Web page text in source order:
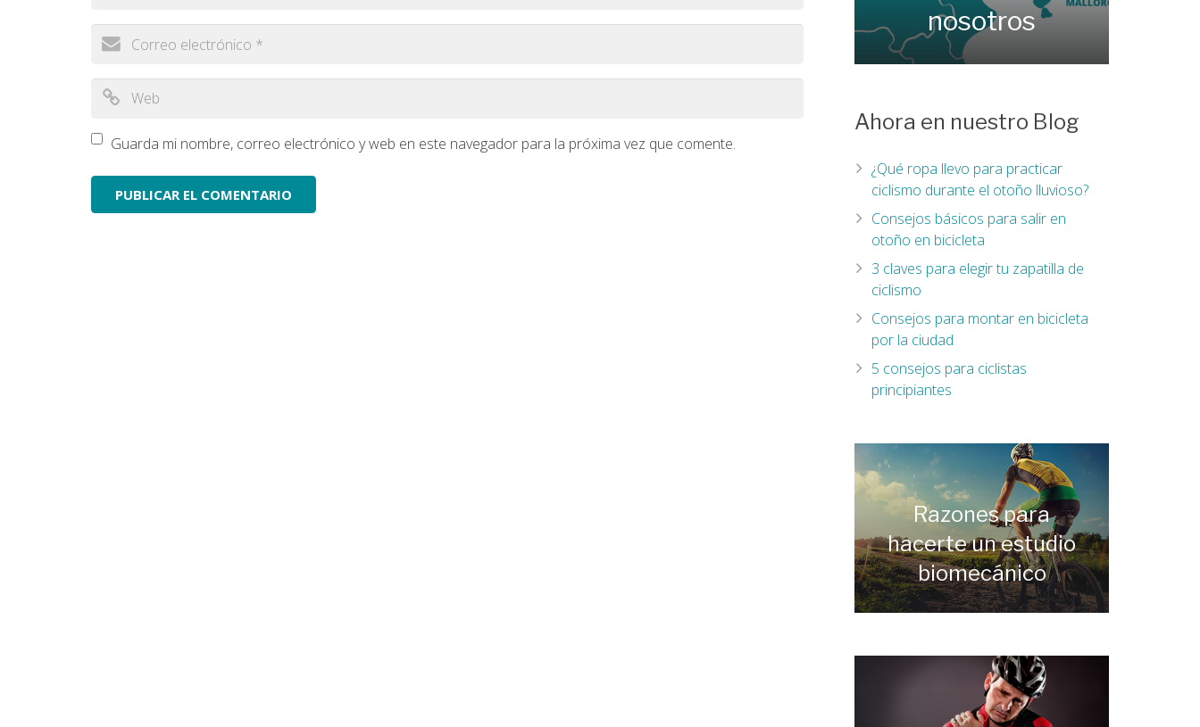
Guarda mi nombre, correo electrónico y web en este navegador para la próxima vez que comente.
nosotros
Ahora en nuestro Blog
¿Qué ropa llevo para practicar
ciclismo durante el otoño lluvioso?
Consejos básicos para salir en
otoño en bicicleta
3 claves para elegir tu zapatilla de
ciclismo
Consejos para montar en bicicleta
por la ciudad
5 consejos para ciclistas
principiantes
Razones para
hacerte un estudio
biomecánico